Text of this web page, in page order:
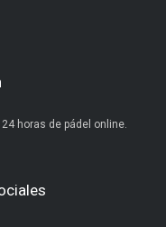
horas de pádel online.